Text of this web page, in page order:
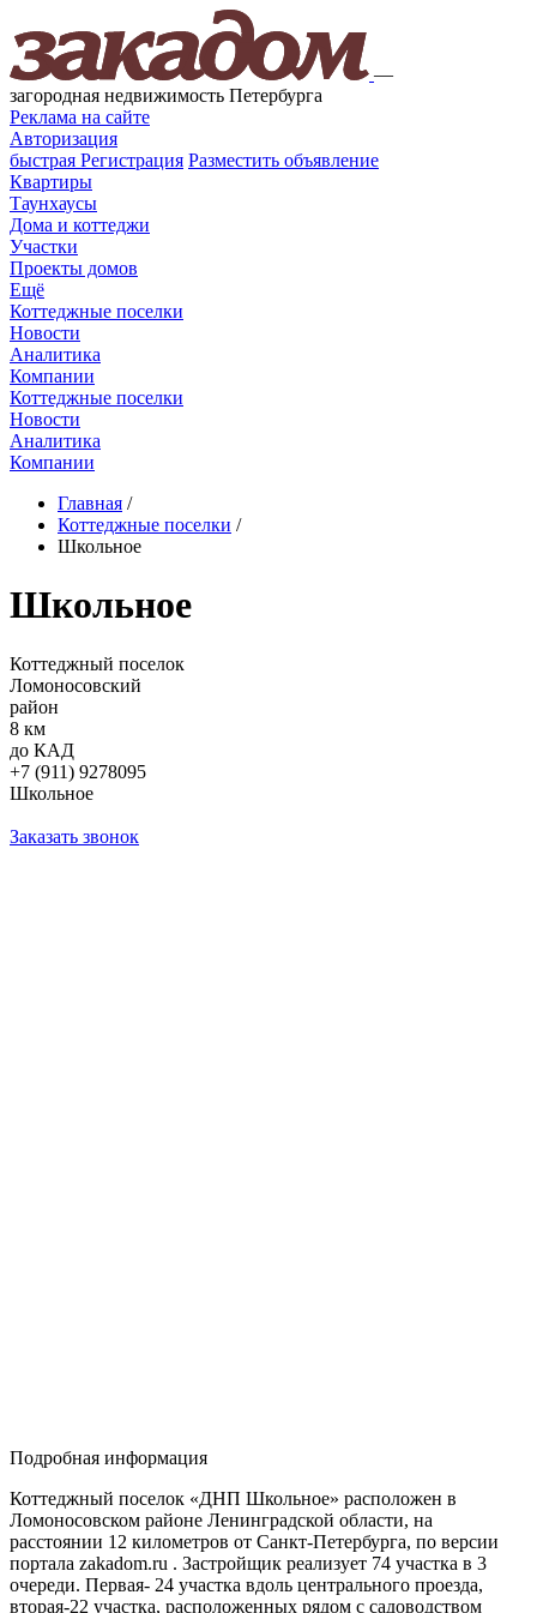
—
загородная недвижимость Петербурга
Реклама на сайте
Авторизация
быстрая Регистрация Разместить объявление
Квартиры
Таунхаусы
Дома и коттеджи
Участки
Проекты домов
Ещё
Коттеджные поселки
Новости
Аналитика
Компании
Коттеджные поселки
Новости
Аналитика
Компании
Главная /
Коттеджные поселки /
Школьное
Школьное
Коттеджный поселок
Ломоносовский
район
8 км
до КАД
+7 (911) 9278095
Школьное
Заказать звонок
Подробная информация
Коттеджный поселок «ДНП Школьное» расположен в
Ломоносовском районе Ленинградской области, на
расстоянии 12 километров от Санкт-Петербурга, по версии
портала zakadom.ru . Застройщик реализует 74 участка в 3
очереди. Первая- 24 участка вдоль центрального проезда,
вторая-22 участка, расположенных рядом с садоводством